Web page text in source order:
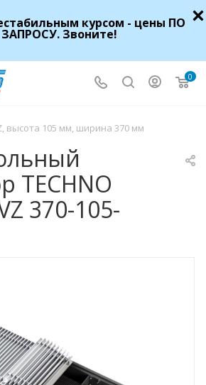
курсом - цены ПО
ЗАПРОСУ. Звоните!
0
высота 105 мм, ширина 370 мм
TECHNO
370-105-